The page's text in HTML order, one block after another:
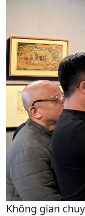
Không gian